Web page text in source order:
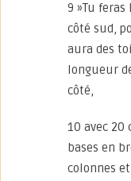
9 »Tu
côté sud,
aura des
longueur
côté,
10 avec 20
bases en
colonnes